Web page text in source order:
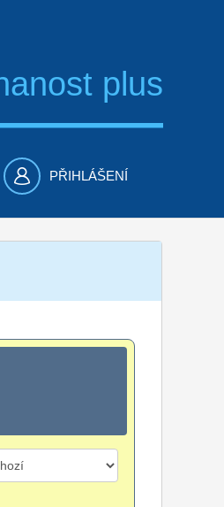
plus
PŘIHLÁŠENÍ